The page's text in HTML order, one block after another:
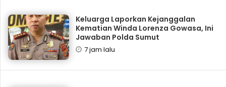
Keluarga Laporkan Kejanggalan
Kematian Winda Lorenza Gowasa, Ini
Jawaban Polda Sumut
7 jam lalu